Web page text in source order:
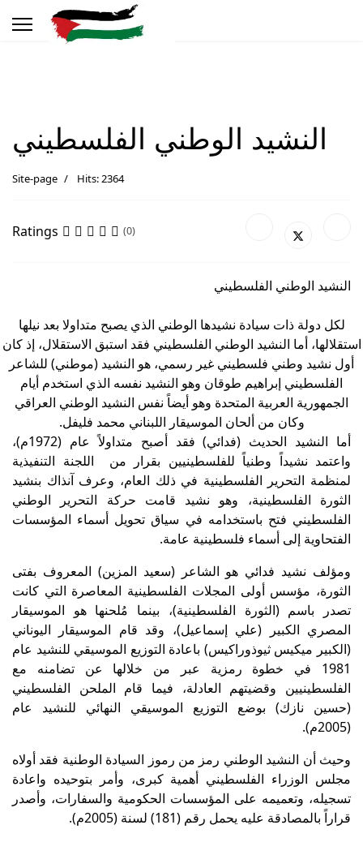
النشيد الوطني الفلسطيني
Site-page Hits: 2364
Ratings (0)
النشيد الوطني الفلسطيني
لكل دولة ذات سيادة نشيدها الوطني الذي يصبح متداولا بعد نيلها
استقلالها، أما النشيد الوطني الفلسطيني فقد استبق الاستقلال، إذ كان
أول نشيد وطني فلسطيني غير رسمي، هو النشيد (موطني) للشاعر
الفلسطيني إبراهيم طوقان وهو النشيد نفسه الذي استخدم أيام
الجمهورية العربية المتحدة وهو أيضاً نفس النشيد الوطني العراقي
وكان من ألحان الموسيقار اللبناني محمد فليفل.
أما النشيد الحديث (فدائي) فقد أصبح متداولاً عام (1972م)،
واعتمد نشيداً وطنياً للفلسطينيين بقرار من اللجنة التنفيذية
لمنظمة التحرير الفلسطينية في ذلك العام، وعرف آنذاك بنشيد
الثورة الفلسطينية، وهو نشيد قامت حركة التحرير الوطني
الفلسطيني فتح باستخدامه في سياق تحويل أسماء المؤسسات
الفتحاوية إلى أسماء فلسطينية عامة.
ومؤلف نشيد فدائي هو الشاعر (سعيد المزين) المعروف بفتى
الثورة، مؤسس أولى المجلات الفلسطينية المعاصرة التي كانت
تصدر باسم (الثورة الفلسطينية)، بينما مُلحنها هو الموسيقار
المصري الكبير (علي إسماعيل)، وقد قام الموسيقار اليوناني
(الكبير ميكيس ثيوذوراكيس) باعادة التوزيع الموسيقي للنشيد عام
1981 في خطوة رمزية عبر من خلالها عن تضامنه مع
الفلسطينيين وقضيتهم العادلة، فيما قام الملحن الفلسطيني
(حسين نازك) بوضع التوزيع الموسيقي النهائي للنشيد عام
(2005م).
وحيث أن النشيد الوطني رمز من رموز السيادة الوطنية فقد أولاه
مجلس الوزراء الفلسطيني أهمية كبرى، وأمر بتوحيده واعادة
تسجيله، وتعميمه على المؤسسات الحكومية والسفارات، وأصدر
قراراً بالمصادقة عليه يحمل رقم (181) لسنة (2005م).